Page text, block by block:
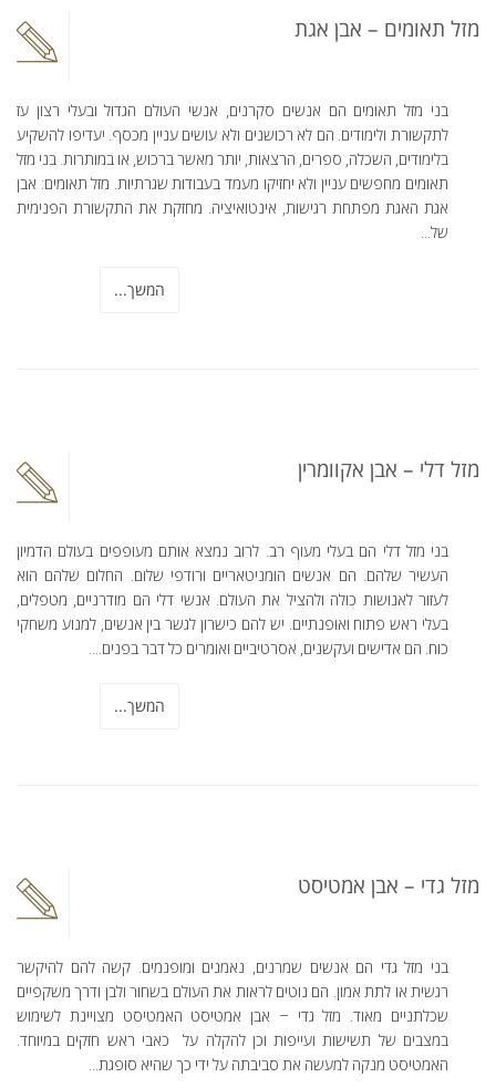
מזל תאומים – אבן אגת
בני מזל תאומים הם אנשים סקרנים, אנשי העולם הגדול ובעלי רצון עז
לתקשורת ולימודים. הם לא רכושנים ולא עושים עניין מכסף. יעדיפו להשקיע
בלימודים, השכלה, ספרים, הרצאות, יותר מאשר ברכוש, או במותרות. בני מזל
תאומים מחפשים עניין ולא יחזיקו מעמד בעבודות שגרתיות. מזל תאומים: אבן
אגת האגת מפתחת רגישות, אינטואיציה. מחזקת את התקשורת הפנימית
של...
המשך...
מזל דלי – אבן אקוומרין
בני מזל דלי הם בעלי מעוף רב. לרוב נמצא אותם מעופפים בעולם הדמיון
העשיר שלהם. הם אנשים הומניטאריים ורודפי שלום. החלום שלהם הוא
לעזור לאנושות כולה ולהציל את העולם. אנשי דלי הם מודרניים, מטפלים,
בעלי ראש פתוח ואופנתיים. יש להם כישרון לגשר בין אנשים, למנוע משחקי
כוח. הם אדישים ועקשנים, אסרטיביים ואומרים כל דבר בפנים....
המשך...
מזל גדי – אבן אמטיסט
בני מזל גדי הם אנשים שמרנים, נאמנים ומופנמים. קשה להם להיקשר
רגשית או לתת אמון. הם נוטים לראות את העולם בשחור ולבן ודרך משקפיים
שכלתניים מאוד. מזל גדי – אבן אמטיסט האמטיסט מצויינת לשימוש
במצבים של תשישות ועייפות וכן להקלה על כאבי ראש חזקים במיוחד.
האמטיסט מנקה למעשה את סביבתה על ידי כך שהיא סופגת...